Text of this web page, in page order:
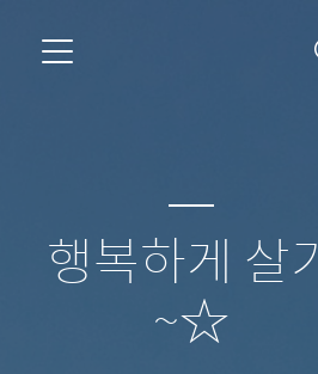
행복하게 살기
~☆